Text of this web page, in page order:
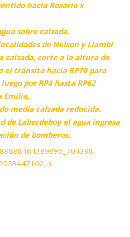
hacia Rosario x
sobre calzada.
de Nelson y Llambi
calzada, corte a la altura de
el tránsito hacia RP70 para
por RP4 hasta RP62
Emilia.
media calzada reducida.
de Labordeboy el agua ingresa
de bomberos.